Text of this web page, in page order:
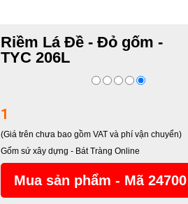
Riềm Lá Đề - Đỏ gốm -
TYC 206L
1
(Giá trên chưa bao gồm VAT và phí vận chuyển)
Gốm sứ xây dựng - Bát Tràng Online
Mua sản phẩm - Mã 24700